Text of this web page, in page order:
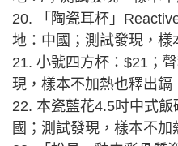
20. 「陶瓷耳杯」
地：中國；測試發現，樣
21. 小號四方杯：$21；
現，樣本不加熱也釋出鎘
22. 本瓷藍花4.5吋中式
國；測試發現，樣本不加